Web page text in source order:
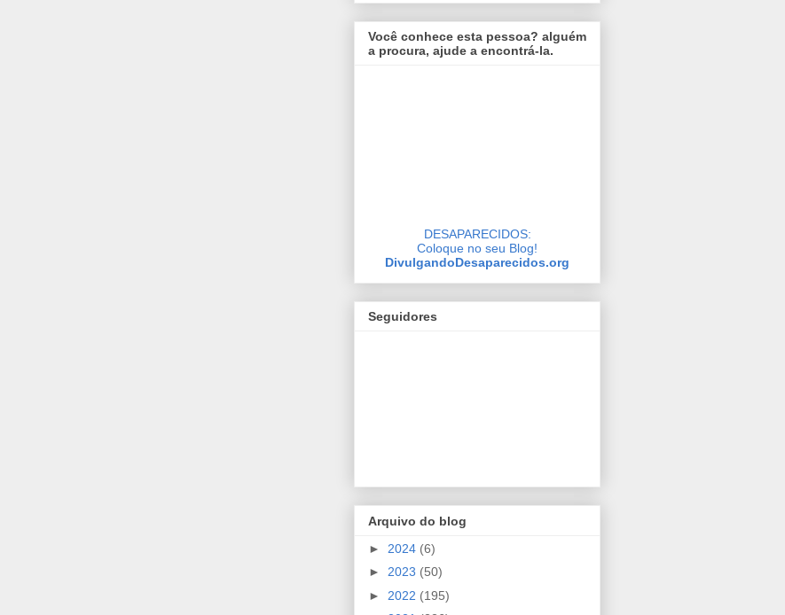
Você conhece esta pessoa? alguém
a procura, ajude a encontrá-la.
DESAPARECIDOS:
Coloque no seu Blog!
DivulgandoDesaparecidos.org
Seguidores
Arquivo do blog
► 2024 (6)
► 2023 (50)
► 2022 (195)